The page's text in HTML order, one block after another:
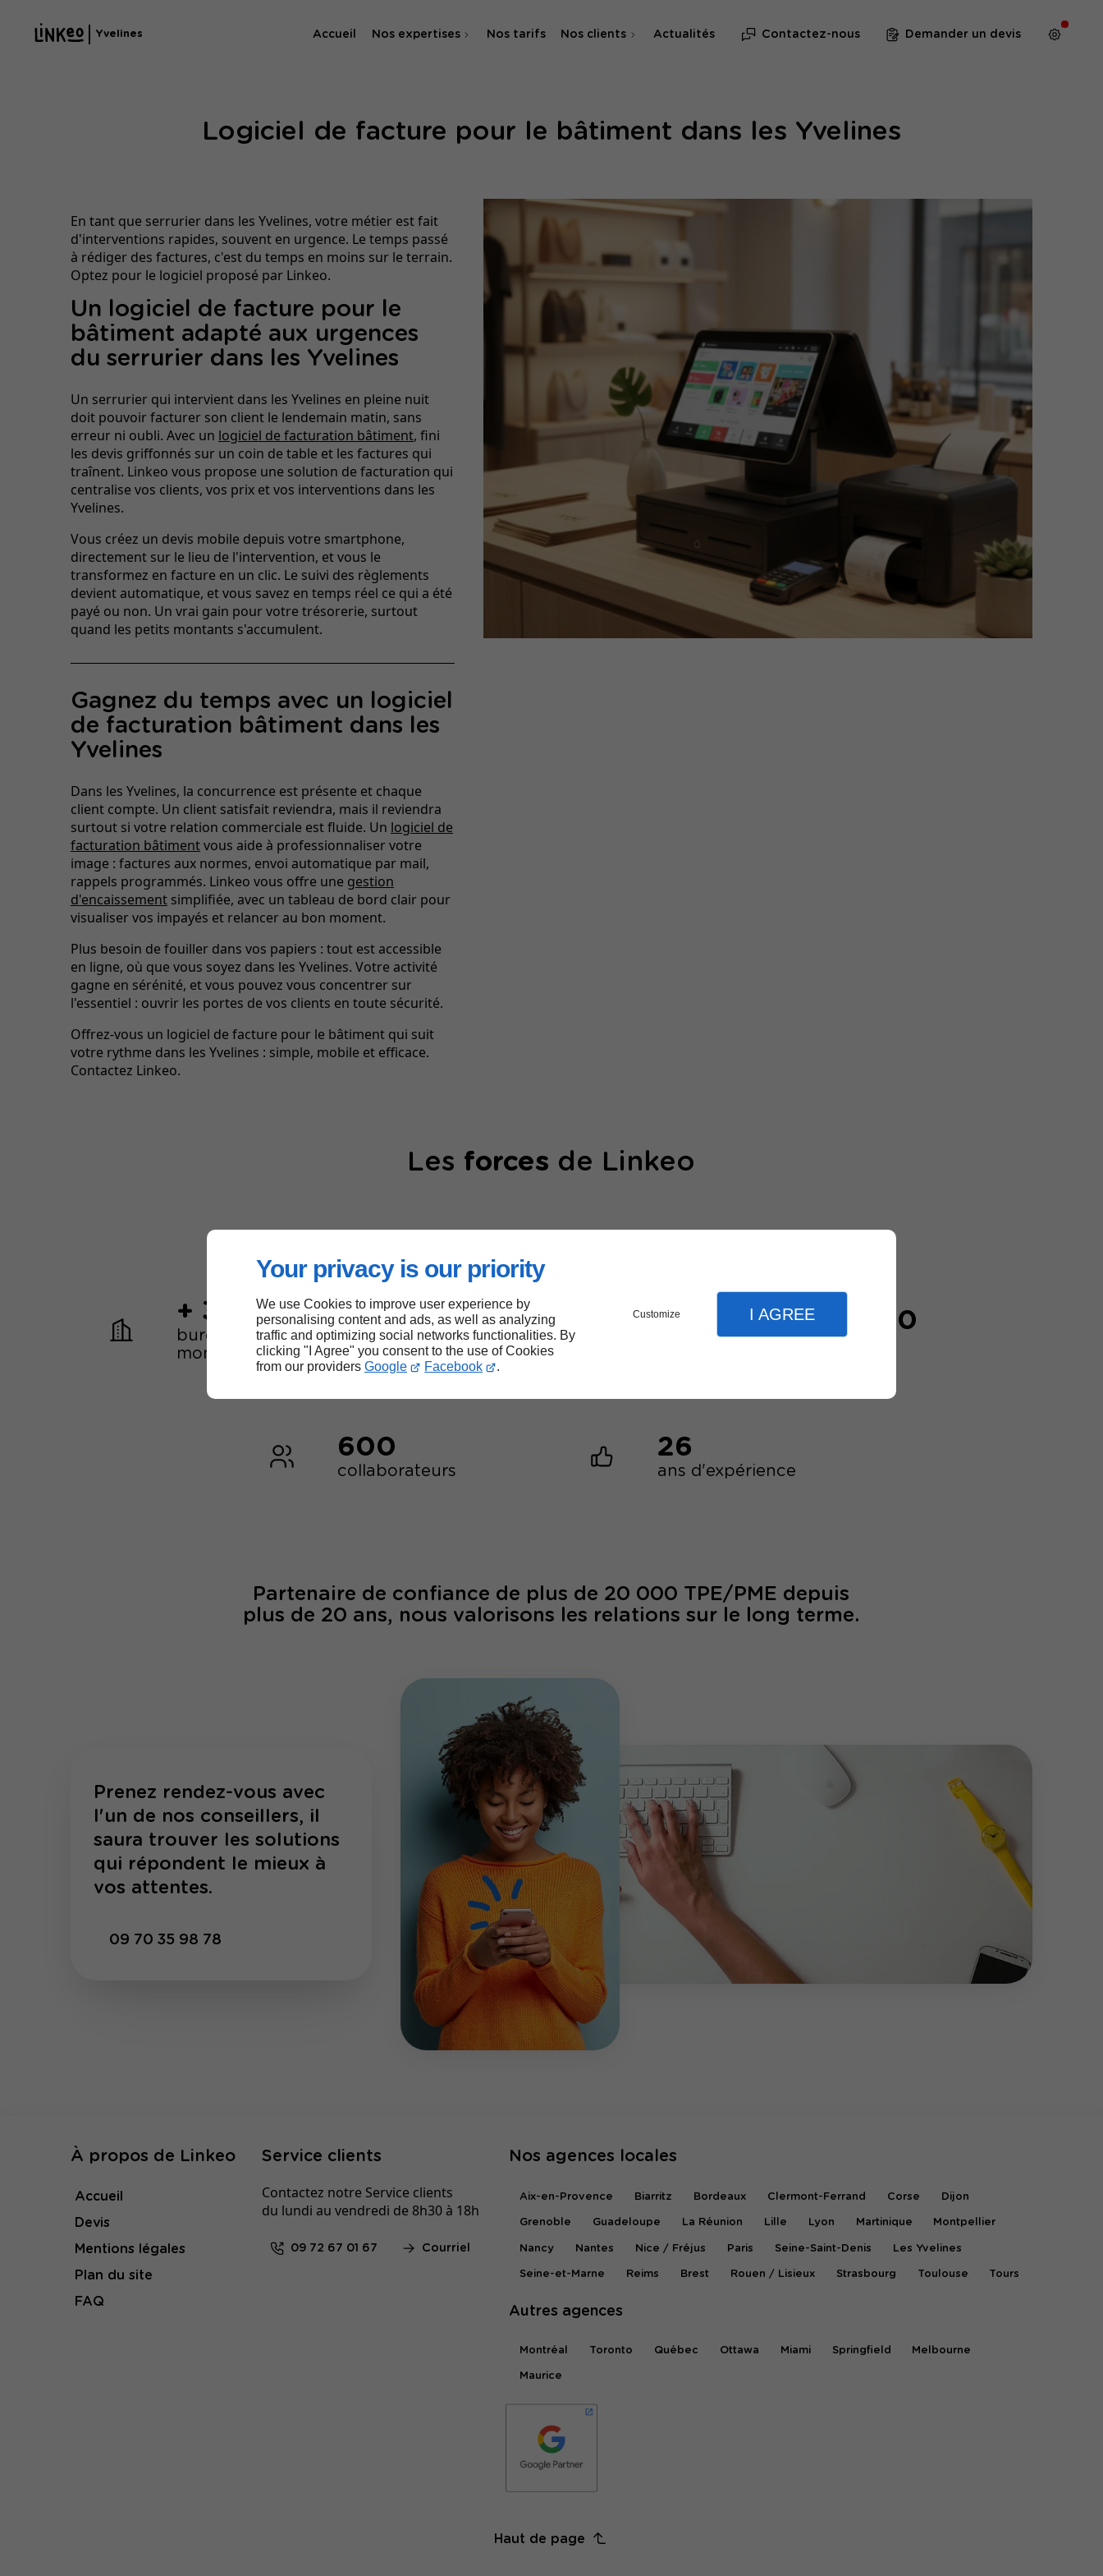
Your privacy is our priority
We use Cookies to improve user experience by
personalising content and ads, as well as analyzing
traffic and optimizing social networks functionalities. By
clicking "I Agree" you consent to the use of Cookies
from our providers Google Facebook .
Customize I AGREE
Yvelines Accueil Nos expertises
Agence SEA & SMA
Nos tarifs Nos clients Actualités Contactez-nous Demander un devis
Logiciel de facture pour le bâtiment dans les Yvelines
En tant que serrurier dans les Yvelines, votre métier est fait
d'interventions rapides, souvent en urgence. Le temps passé
à rédiger des factures, c'est du temps en moins sur le terrain.
Optez pour le logiciel proposé par Linkeo.
Un logiciel de facture pour le
bâtiment adapté aux urgences
du serrurier dans les Yvelines
Un serrurier qui intervient dans les Yvelines en pleine nuit
doit pouvoir facturer son client le lendemain matin, sans
erreur ni oubli. Avec un logiciel de facturation bâtiment, fini
les devis griffonnés sur un coin de table et les factures qui
traînent. Linkeo vous propose une solution de facturation qui
centralise vos clients, vos prix et vos interventions dans les
Yvelines.
Vous créez un devis mobile depuis votre smartphone,
directement sur le lieu de l'intervention, et vous le
transformez en facture en un clic. Le suivi des règlements
devient automatique, et vous savez en temps réel ce qui a été
payé ou non. Un vrai gain pour votre trésorerie, surtout
quand les petits montants s'accumulent.
Gagnez du temps avec un logiciel
de facturation bâtiment dans les
Yvelines
Dans les Yvelines, la concurrence est présente et chaque
client compte. Un client satisfait reviendra, mais il reviendra
surtout si votre relation commerciale est fluide. Un logiciel de
facturation bâtimentvous aide à professionnaliser votre
image : factures aux normes, envoi automatique par mail,
rappels programmés. Linkeo vous offre une gestion
d'encaissementsimplifiée, avec un tableau de bord clair pour
visualiser vos impayés et relancer au bon moment.
Plus besoin de fouiller dans vos papiers : tout est accessible
en ligne, où que vous soyez dans les Yvelines. Votre activité
gagne en sérénité, et vous pouvez vous concentrer sur
l'essentiel : ouvrir les portes de vos clients en toute sécurité.
Offrez-vous un logiciel de facture pour le bâtiment qui suit
votre rythme dans les Yvelines : simple, mobile et efficace.
Contactez Linkeo.
Les forces de Linkeo
+ 30
bureaux dans le
monde
40000
sites web créés
20000
600
collaborateurs
26
ans d'expérience
Partenaire de confiance de plus de 20 000 TPE/PME depuis
plus de 20 ans, nous valorisons les relations sur le long terme.
Prenez rendez-vous avec
l'un de nos conseillers, il
saura trouver les solutions
qui répondent le mieux à
vos attentes.
09 70 35 98 78
À propos de Linkeo
Accueil
Devis
Mentions légales
Plan du site
FAQ
Service clients
Contactez notre Service clients
du lundi au vendredi de 8h30 à 18h
09 72 67 01 67 Courriel
Nos agences locales
Aix-en-Provence Biarritz Bordeaux Clermont-Ferrand Corse Dijon
Grenoble Guadeloupe La Réunion Lille Lyon Martinique Montpellier
Nancy Nantes Nice / Fréjus Paris Seine-Saint-Denis Les Yvelines
Seine-et-Marne Reims Brest Rouen / Lisieux Strasbourg Toulouse Tours
Autres agences
Montréal Toronto Québec Ottawa Miami Springfield Melbourne
Maurice
Haut de page